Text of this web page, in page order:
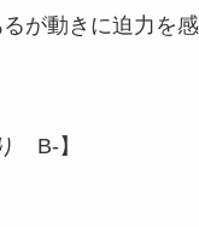
が動きに迫力を
B-】